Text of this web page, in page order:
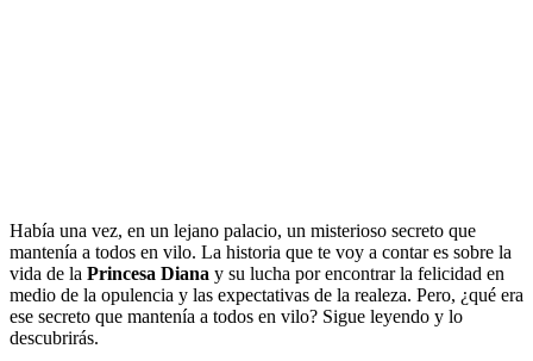
Había una vez, en un lejano palacio, un misterioso secreto que
mantenía a todos en vilo. La historia que te voy a contar es sobre la
vida de la Princesa Diana y su lucha por encontrar la felicidad en
medio de la opulencia y las expectativas de la realeza. Pero, ¿qué era
ese secreto que mantenía a todos en vilo? Sigue leyendo y lo
descubrirás.